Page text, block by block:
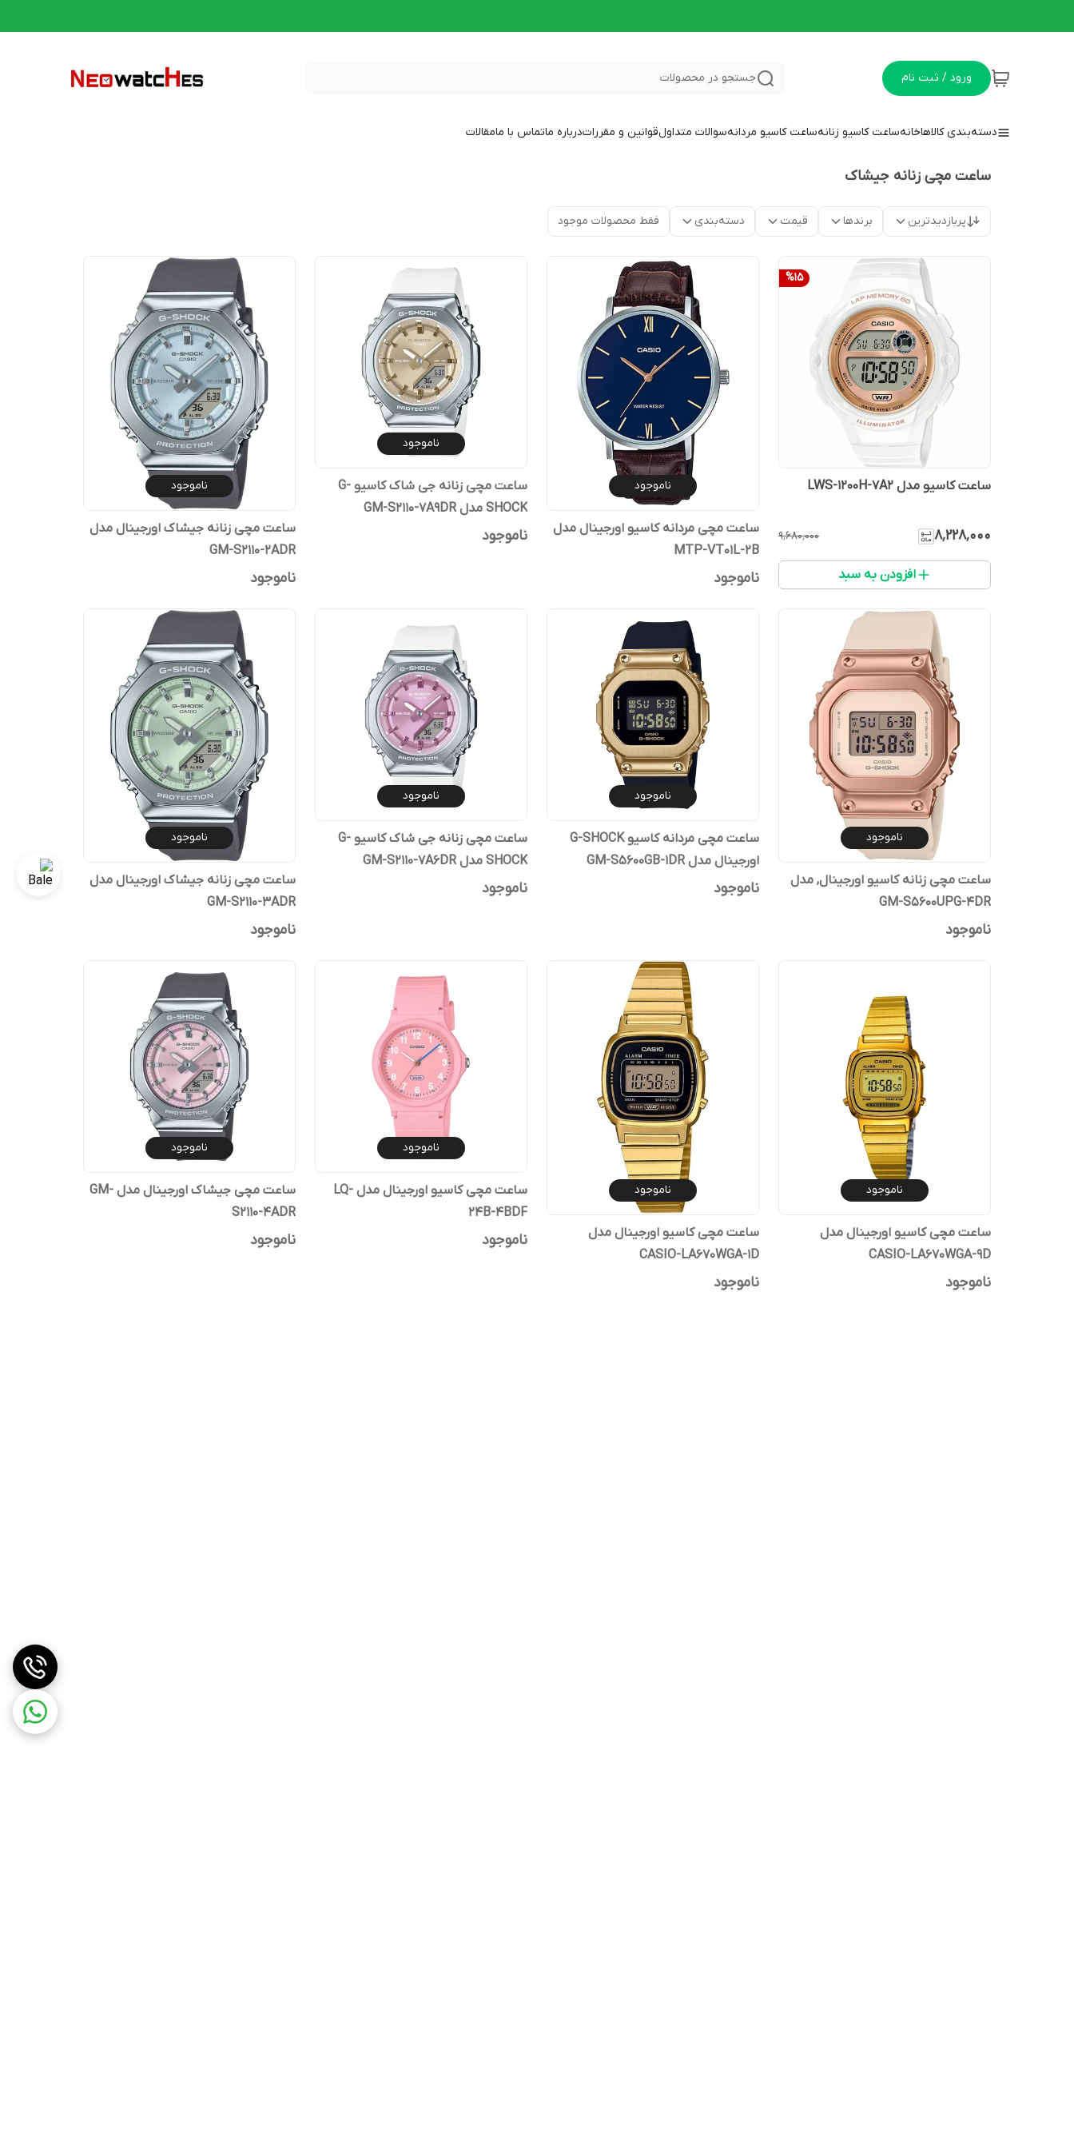
ورود / ثبت نام جستجو در محصولات
دسته‌بندی کالاهاخانهساعت کاسیو زنانهساعت کاسیو مردانهسوالات متداولقوانین و مقرراتدرباره ماتماس با مامقالات
ساعت مچی زنانه جیشاک
پربازدیدترین برندها قیمت دسته‌بندی فقط محصولات موجود
%15
ساعت کاسیو مدل LWS-1200H-7A2
۸٬۲۲۸٬۰۰۰ ۹٬۶۸۰٬۰۰۰
افزودن به سبد
ناموجود
ساعت مچی مردانه کاسیو اورجینال مدل
MTP-VT01L-2B
ناموجود
ناموجود
ساعت مچی زنانه جی شاک کاسیو G-
SHOCK مدل GM-S2110-7A9DR
ناموجود
ناموجود
ساعت مچی زنانه جیشاک اورجینال مدل
GM-S2110-2ADR
ناموجود
ناموجود
ساعت مچی زنانه کاسیو اورجینال, مدل
GM-S5600UPG-4DR
ناموجود
ناموجود
ساعت مچی مردانه کاسیو G-SHOCK
اورجینال مدل GM-S5600GB-1DR
ناموجود
ناموجود
ساعت مچی زنانه جی شاک کاسیو G-
SHOCK مدل GM-S2110-7A6DR
ناموجود
ناموجود
ساعت مچی زنانه جیشاک اورجینال مدل
GM-S2110-3ADR
ناموجود
ناموجود
ساعت مچی کاسیو اورجینال مدل
CASIO-LA670WGA-9D
ناموجود
ناموجود
ساعت مچی کاسیو اورجینال مدل
CASIO-LA670WGA-1D
ناموجود
ناموجود
ساعت مچی کاسیو اورجینال مدل LQ-
24B-4BDF
ناموجود
ناموجود
ساعت مچی جیشاک اورجینال مدل GM-
S2110-4ADR
ناموجود